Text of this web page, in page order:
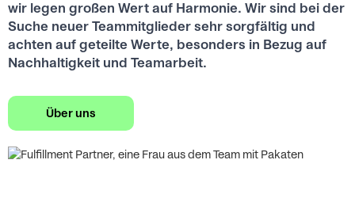
wir legen großen Wert auf Harmonie. Wir sind bei der
Suche neuer Teammitglieder sehr sorgfältig und
achten auf geteilte Werte, besonders in Bezug auf
Nachhaltigkeit und Teamarbeit.
Über uns